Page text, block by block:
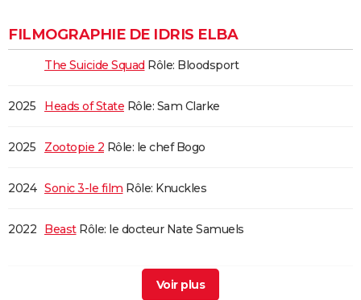
FILMOGRAPHIE DE IDRIS ELBA
The Suicide Squad Rôle: Bloodsport
2025 Heads of State Rôle: Sam Clarke
2025 Zootopie 2 Rôle: le chef Bogo
2024 Sonic 3-le film Rôle: Knuckles
2022 Beast Rôle: le docteur Nate Samuels
Trois Mille ans à t'attendre Rôle: le génie